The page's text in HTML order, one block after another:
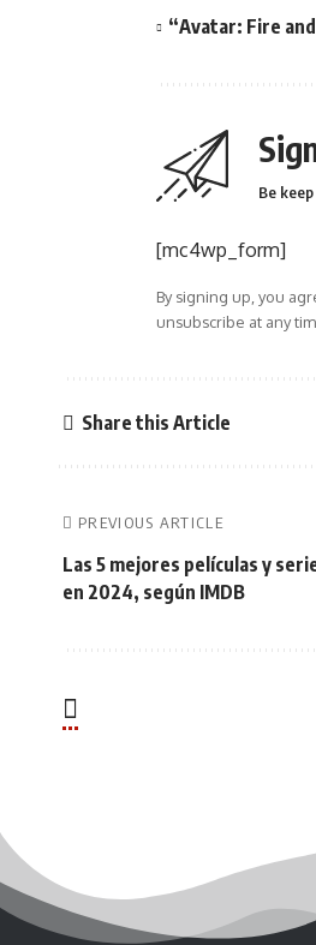
“Avatar: Fire
Be
[mc4wp_form]
By signing up, you
unsubscribe at any
Share this Article
PREVIOUS ARTICLE
Las 5 mejores películas y
en 2024, según IMDB